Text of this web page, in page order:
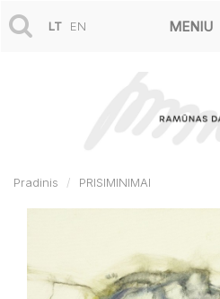
LT EN MENIU
Pradinis PRISIMINIMAI